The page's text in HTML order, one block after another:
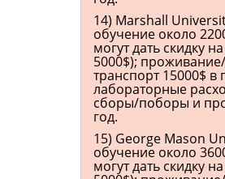
14) Marshall
обучение около
могут дать скидку
5000$);
транспорт 15000$ в
лабораторные
сборы/поборы и
год.
15) George Mason
обучение около
могут дать скидку